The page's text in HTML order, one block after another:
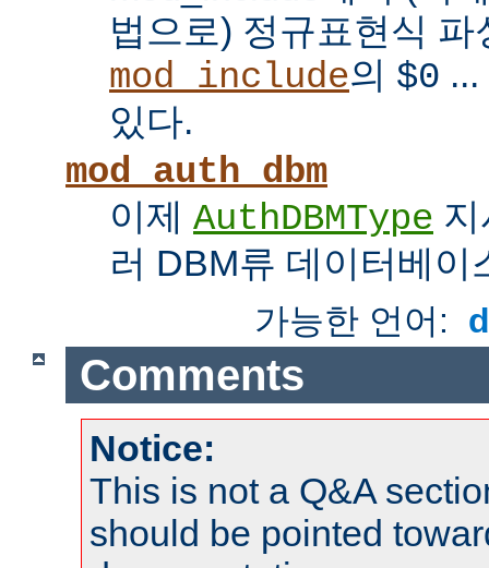
법으로) 정규표현식
mod_include의 $0 ...
있다.
mod_auth_dbm
이제 AuthDBMType
러 DBM류 데이터베이
가능한 언어:
Comments
Notice:
This is not a Q&A
should be pointed